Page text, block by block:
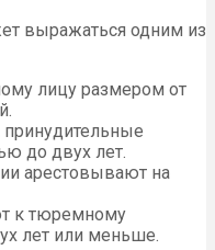
выражаться одним из
лицу размером от
до двух лет.
арестовывают на
к тюремному
лет или меньше.